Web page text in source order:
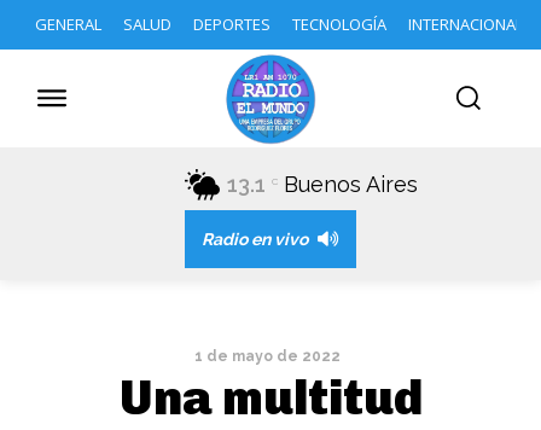
GENERAL SALUD DEPORTES TECNOLOGÍA INTERNACIONAL
13.1 C Buenos Aires
Radio en vivo
1 de mayo de 2022
Una multitud